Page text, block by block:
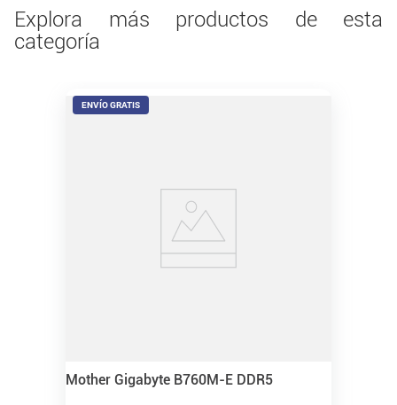
resto del equipo.
Explora más productos de esta
categoría
ENVÍO GRATIS
Mother Gigabyte B760M-E DDR5